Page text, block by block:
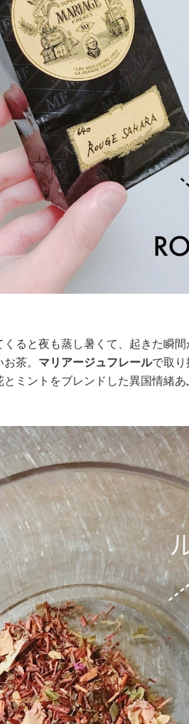
ると夜も蒸し暑くて、起きた瞬
茶。 マリアージュフレールで取り
ミントをブレンドした異国情緒あ